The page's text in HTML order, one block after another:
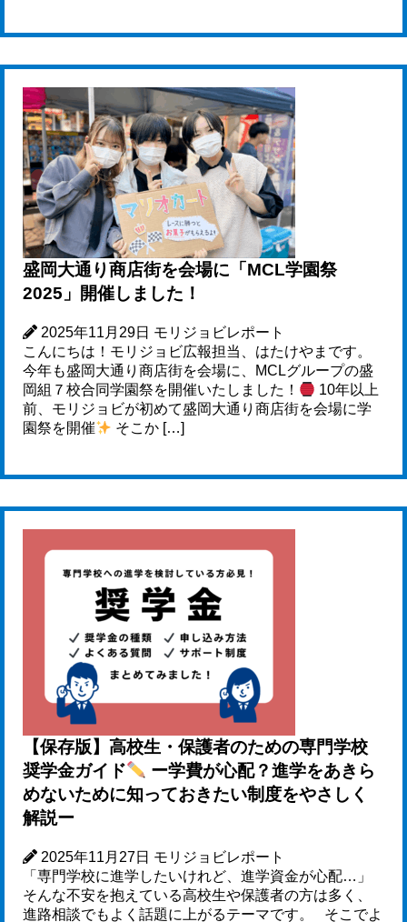
盛岡大通り商店街を会場に「MCL学園祭
2025」開催しました！
2025年11月29日 モリジョビレポート
こんにちは！モリジョビ広報担当、はたけやまです。
今年も盛岡大通り商店街を会場に、MCLグループの盛
岡組７校合同学園祭を開催いたしました！
10年以上
前、モリジョビが初めて盛岡大通り商店街を会場に学
園祭を開催
そこか […]
【保存版】高校生・保護者のための専門学校
奨学金ガイド
ー学費が心配？進学をあきら
めないために知っておきたい制度をやさしく
解説ー
2025年11月27日 モリジョビレポート
「専門学校に進学したいけれど、進学資金が心配…」
そんな不安を抱えている高校生や保護者の方は多く、
進路相談でもよく話題に上がるテーマです。 そこでよ